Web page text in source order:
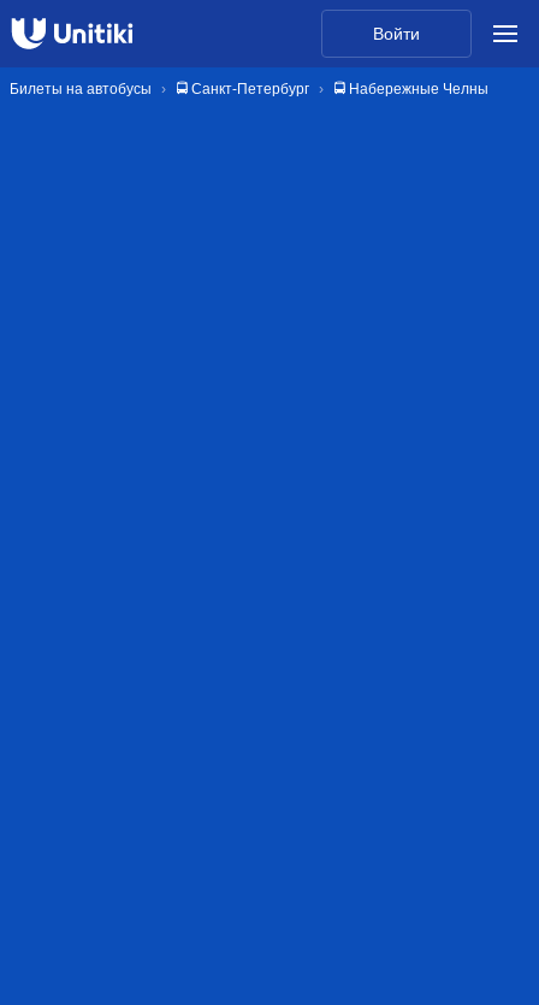
Войти
Билеты на автобусы 🚍 Санкт-Петербург 🚍 Набережные Челны